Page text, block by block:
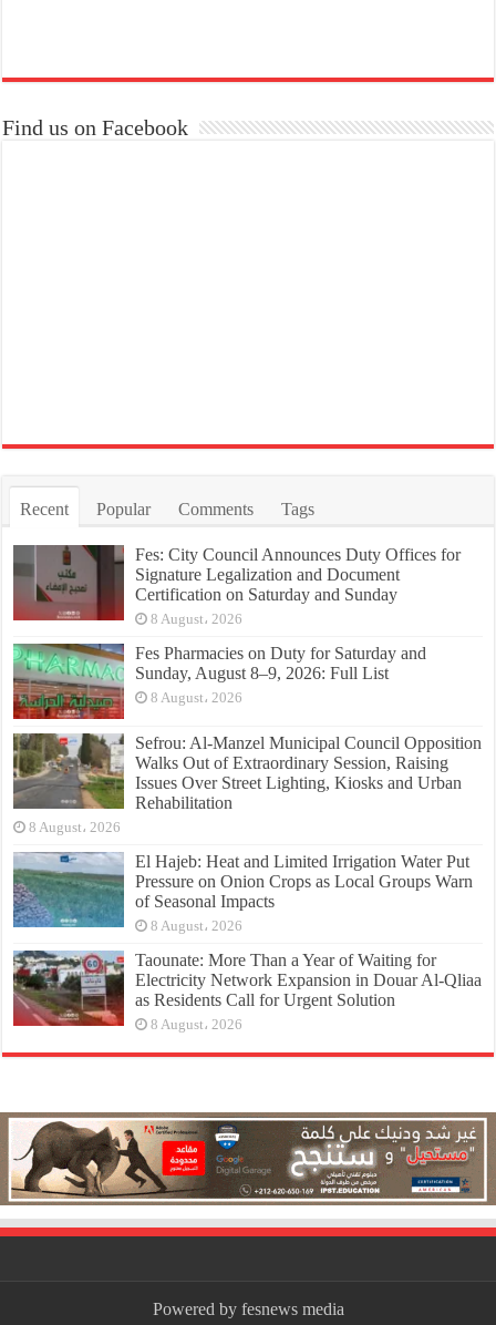
Find us on Facebook
Recent Popular Comments Tags
Fes: City Council Announces Duty Offices for
Signature Legalization and Document
Certification on Saturday and Sunday
8 August، 2026
Fes Pharmacies on Duty for Saturday and
Sunday, August 8–9, 2026: Full List
8 August، 2026
Sefrou: Al-Manzel Municipal Council Opposition
Walks Out of Extraordinary Session, Raising
Issues Over Street Lighting, Kiosks and Urban
Rehabilitation
8 August، 2026
El Hajeb: Heat and Limited Irrigation Water Put
Pressure on Onion Crops as Local Groups Warn
of Seasonal Impacts
8 August، 2026
Taounate: More Than a Year of Waiting for
Electricity Network Expansion in Douar Al-Qliaa
as Residents Call for Urgent Solution
8 August، 2026
Powered by fesnews media